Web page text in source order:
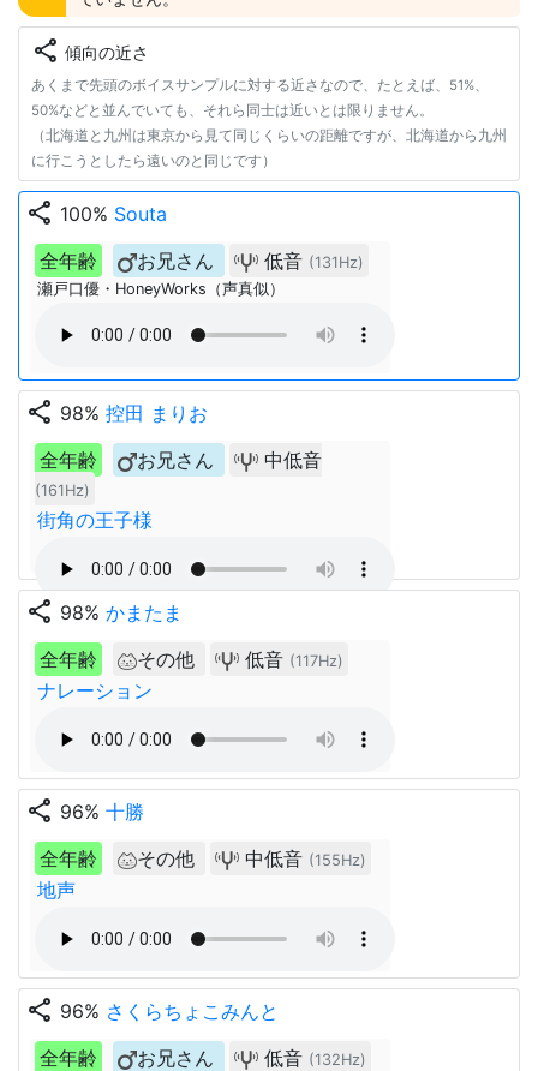
share 傾向の近さ
あくまで先頭のボイスサンプルに対する近さなので、たとえば、51%、
50%などと並んでいても、それら同士は近いとは限りません。
（北海道と九州は東京から見て同じくらいの距離ですが、北海道から九州
に行こうとしたら遠いのと同じです）
share 100% Souta
全年齢
お兄さん 低音 (131Hz)
瀬戸口優・HoneyWorks（声真似）
share 98% 控田 まりお
全年齢
お兄さん 中低音
(161Hz)
街角の王子様
share 98% かまたま
全年齢
その他 低音 (117Hz)
ナレーション
share 96% 十勝
全年齢
その他 中低音 (155Hz)
地声
share 96% さくらちょこみんと
全年齢
お兄さん 低音 (132Hz)